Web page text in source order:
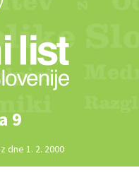
9
dne 1. 2. 2000